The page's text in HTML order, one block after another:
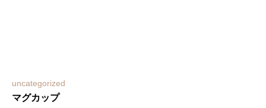
uncategorized
マグカップ